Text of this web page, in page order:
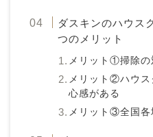
ダスキンのハウス
つのメリット
メリット①掃除の
メリット②ハウス
心感がある
メリット③全国各